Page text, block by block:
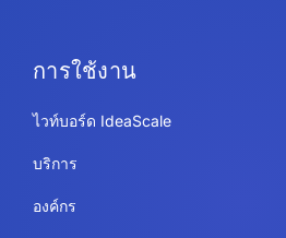
การใช้งาน
ไวท์บอร์ด IdeaScale
บริการ
องค์กร